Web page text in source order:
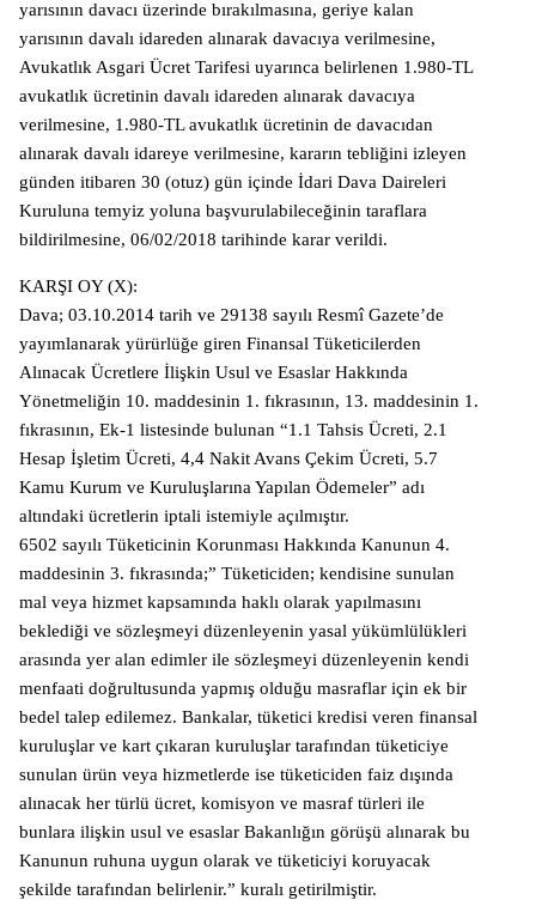
yarısının davacı üzerinde bırakılmasına, geriye kalan
yarısının davalı idareden alınarak davacıya verilmesine,
Avukatlık Asgari Ücret Tarifesi uyarınca belirlenen 1.980-TL
avukatlık ücretinin davalı idareden alınarak davacıya
verilmesine, 1.980-TL avukatlık ücretinin de davacıdan
alınarak davalı idareye verilmesine, kararın tebliğini izleyen
günden itibaren 30 (otuz) gün içinde İdari Dava Daireleri
Kuruluna temyiz yoluna başvurulabileceğinin taraflara
bildirilmesine, 06/02/2018 tarihinde karar verildi.
KARŞI OY (X):
Dava; 03.10.2014 tarih ve 29138 sayılı Resmî Gazete’de
yayımlanarak yürürlüğe giren Finansal Tüketicilerden
Alınacak Ücretlere İlişkin Usul ve Esaslar Hakkında
Yönetmeliğin 10. maddesinin 1. fıkrasının, 13. maddesinin 1.
fıkrasının, Ek-1 listesinde bulunan “1.1 Tahsis Ücreti, 2.1
Hesap İşletim Ücreti, 4,4 Nakit Avans Çekim Ücreti, 5.7
Kamu Kurum ve Kuruluşlarına Yapılan Ödemeler” adı
altındaki ücretlerin iptali istemiyle açılmıştır.
6502 sayılı Tüketicinin Korunması Hakkında Kanunun 4.
maddesinin 3. fıkrasında;” Tüketiciden; kendisine sunulan
mal veya hizmet kapsamında haklı olarak yapılmasını
beklediği ve sözleşmeyi düzenleyenin yasal yükümlülükleri
arasında yer alan edimler ile sözleşmeyi düzenleyenin kendi
menfaati doğrultusunda yapmış olduğu masraflar için ek bir
bedel talep edilemez. Bankalar, tüketici kredisi veren finansal
kuruluşlar ve kart çıkaran kuruluşlar tarafından tüketiciye
sunulan ürün veya hizmetlerde ise tüketiciden faiz dışında
alınacak her türlü ücret, komisyon ve masraf türleri ile
bunlara ilişkin usul ve esaslar Bakanlığın görüşü alınarak bu
Kanunun ruhuna uygun olarak ve tüketiciyi koruyacak
şekilde tarafından belirlenir.” kuralı getirilmiştir.